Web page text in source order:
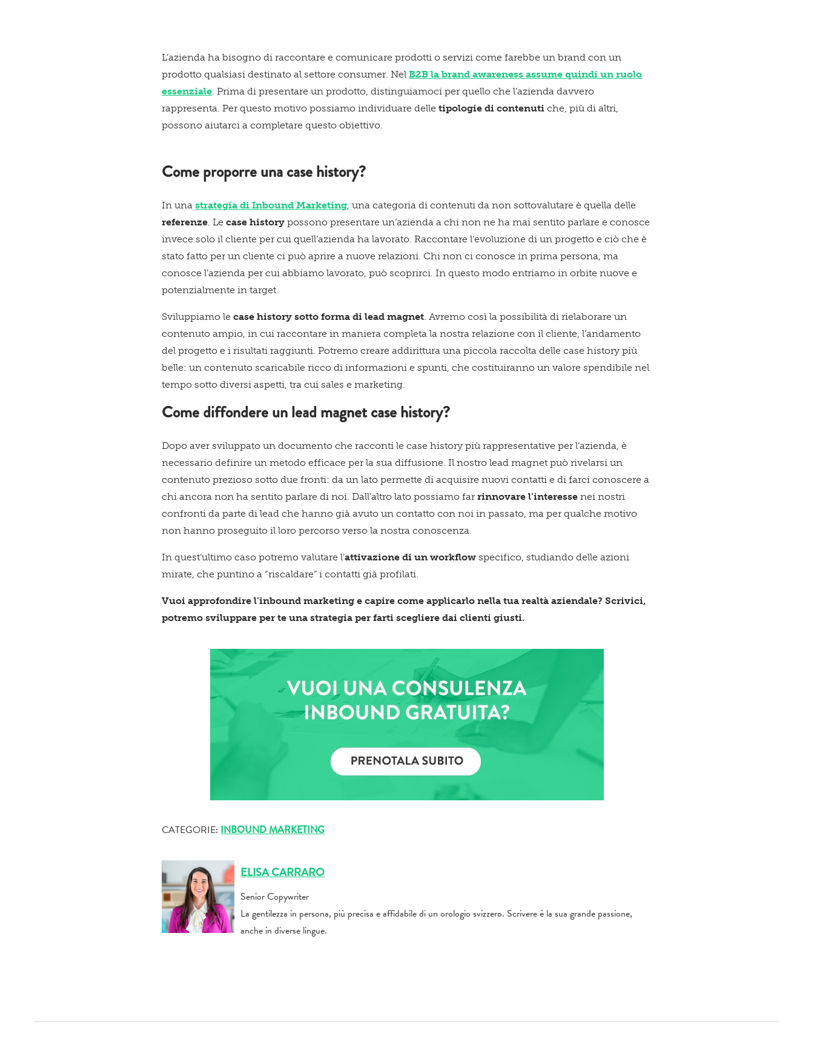
L’azienda ha bisogno di raccontare e comunicare prodotti o servizi come farebbe un brand con un
prodotto qualsiasi destinato al settore consumer. NelB2B la brand awareness assume quindi un ruolo
essenziale. Prima di presentare un prodotto, distinguiamoci per quello che l’azienda davvero
rappresenta. Per questo motivo possiamo individuare delletipologie di contenuti che, più di altri,
possono aiutarci a completare questo obiettivo.
Come proporre una case history?
In unastrategia di Inbound Marketing, una categoria di contenuti da non sottovalutare è quella delle
referenze. Lecase historypossono presentare un’azienda a chi non ne ha mai sentito parlare e conosce
invece solo il cliente per cui quell’azienda ha lavorato. Raccontare l’evoluzione di un progetto e ciò che è
stato fatto per un cliente ci può aprire a nuove relazioni. Chi non ci conosce in prima persona, ma
conosce l’azienda per cui abbiamo lavorato, può scoprirci. In questo modo entriamo in orbite nuove e
potenzialmente in target.
Sviluppiamo lecase history sotto forma di lead magnet. Avremo così la possibilità di rielaborare un
contenuto ampio, in cui raccontare in maniera completa la nostra relazione con il cliente, l’andamento
del progetto e i risultati raggiunti. Potremo creare addirittura una piccola raccolta delle case history più
belle: un contenuto scaricabile ricco di informazioni e spunti, che costituiranno un valore spendibile nel
tempo sotto diversi aspetti, tra cui sales e marketing.
Come diffondere un lead magnet case history?
Dopo aver sviluppato un documento che racconti le case history più rappresentative per l’azienda, è
necessario definire un metodo efficace per la sua diffusione. Il nostro lead magnet può rivelarsi un
contenuto prezioso sotto due fronti: da un lato permette di acquisire nuovi contatti e di farci conoscere a
chi ancora non ha sentito parlare di noi. Dall’altro lato possiamo farrinnovare l’interessenei nostri
confronti da parte di lead che hanno già avuto un contatto con noi in passato, ma per qualche motivo
non hanno proseguito il loro percorso verso la nostra conoscenza.
In quest’ultimo caso potremo valutare l’attivazione di un workflow specifico, studiando delle azioni
mirate, che puntino a “riscaldare” i contatti già profilati.
Vuoi approfondire l’inbound marketing e capire come applicarlo nella tua realtà aziendale? Scrivici,
potremo sviluppare per te una strategia per farti scegliere dai clienti giusti.
CATEGORIE:INBOUND MARKETING
ELISA CARRARO
Senior Copywriter
La gentilezza in persona, più precisa e affidabile di un orologio svizzero. Scrivere è la sua grande passione,
anche in diverse lingue.